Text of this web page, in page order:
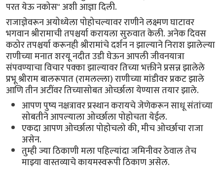
परत येऊ नकोस" अशी आज्ञा दिली.
राजाज्ञेवरून अयोध्येला पोहोचल्यावर राणीने लक्ष्मण घाटावर
भगवान श्रीरामाची तपश्चर्या करायला सुरुवात केली. अनेक दिवस
कठोर तपश्चर्या करूनही श्रीरामांचे दर्शन न झाल्याने निराश झालेल्या
राणीच्या मनात शरयू नदीत उडी घेऊन आपली जीवनयात्रा
संपवण्याचा विचार पक्का झाल्यावर तिच्या भक्तीने प्रसन्न झालेले
प्रभू श्रीराम बालरूपात (रामलल्ला) राणीच्या मांडीवर प्रकट झाले
आणि तीन अटींवर तिच्यासोबत ओर्च्छाला येण्यास तयार झाले.
आपण पुष्य नक्षत्रावर प्रस्थान करायचे जेणेकरून साधू संतांच्या
सोबतीने आपल्याला ओर्च्छाला पोहोचता येईल.
एकदा आपण ओर्च्छाला पोहोचलो की, मीच ओर्च्छाचा राजा
असेन.
तुम्ही ज्या ठिकाणी मला पहिल्यांदा जमिनीवर ठेवाल तेच
माझ्या वास्तव्याचे कायमस्वरूपी ठिकाण असेल.